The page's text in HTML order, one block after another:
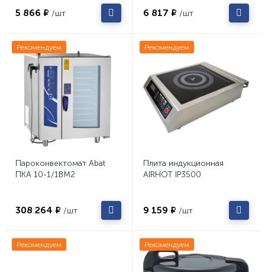
5 866 ₽ /шт 6 817 ₽ /шт
Рекомендуем
Пароконвектомат Abat
ПКА 10-1/1ВМ2
308 264 ₽ /шт
Рекомендуем
Плита индукционная
AIRHOT IP3500
9 159 ₽ /шт
Рекомендуем Рекомендуем